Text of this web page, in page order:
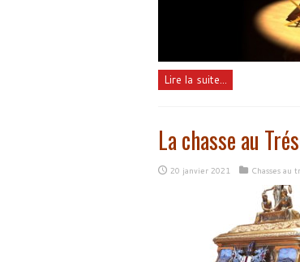
Lire la suite...
La chasse au
20 janvier 2021 Chasses au